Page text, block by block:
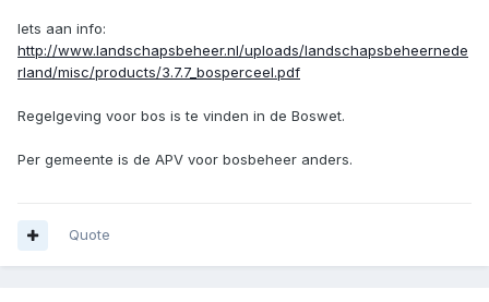
Iets aan info:
http://www.landschapsbeheer.nl/uploads/landschapsbeheernede
rland/misc/products/3.7.7_bosperceel.pdf
Regelgeving voor bos is te vinden in de Boswet.
Per gemeente is de APV voor bosbeheer anders.
Quote